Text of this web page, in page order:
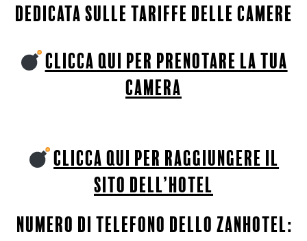
dedicata sulle tariffe delle camere
CLICCA QUI PER PRENOTARE LA TUA
CAMERA
CLICCA QUI PER raggiungere il
sito dell’hotel
numero di telefono dello zanhotel: